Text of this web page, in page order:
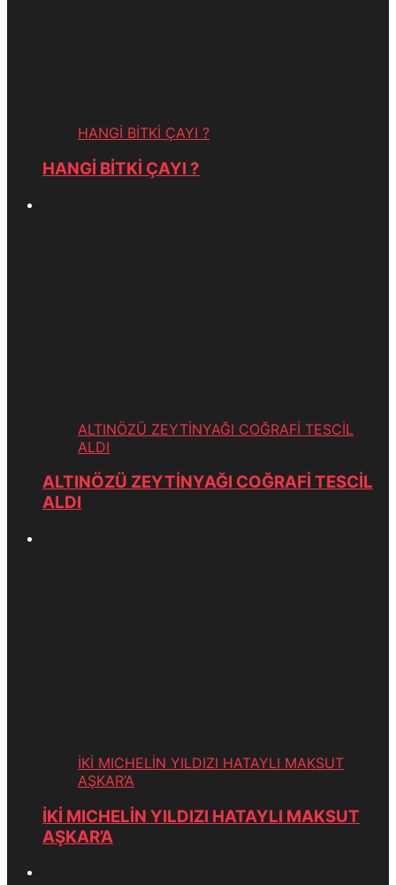
HANGİ BİTKİ ÇAYI ?
HANGİ BİTKİ ÇAYI ?
ALTINÖZÜ ZEYTİNYAĞI COĞRAFİ TESCİL
ALDI
ALTINÖZÜ ZEYTİNYAĞI COĞRAFİ TESCİL
ALDI
İKİ MICHELİN YILDIZI HATAYLI MAKSUT
AŞKAR’A
İKİ MICHELİN YILDIZI HATAYLI MAKSUT
AŞKAR’A